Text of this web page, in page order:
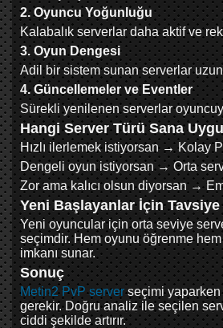
2. Oyuncu Yoğunluğu
Kalabalık serverlar daha aktif ve
3. Oyun Dengesi
Adil bir sistem sunan serverlar
4. Güncellemeler ve Eventler
Sürekli yenilenen serverlar
Hangi Server Türü Sana
Hızlı ilerlemek istiyorsan → Kolay
Dengeli oyun istiyorsan → Orta
Zor ama kalıcı olsun diyorsan →
Yeni Başlayanlar İçin Tavsiye
Yeni oyuncular için orta seviye
seçimdir. Hem oyunu öğrenme
imkanı sunar.
Sonuç
Metin2 PvP serverseçimi
gerekir. Doğru analiz ile seçilen
ciddi şekilde artırır.